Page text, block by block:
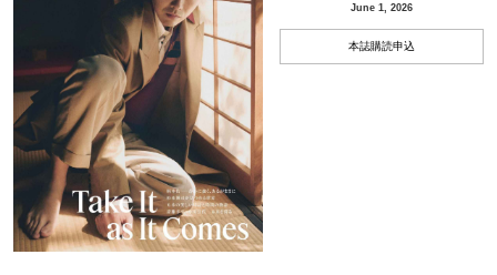
June 1, 2026
本誌購読申込